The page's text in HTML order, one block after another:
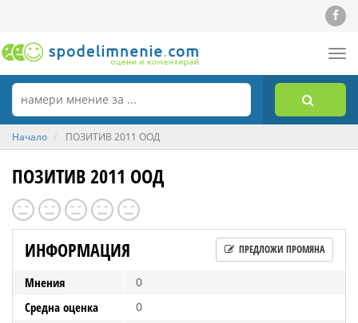
Начало ПОЗИТИВ 2011 ООД
ПОЗИТИВ 2011 ООД
ИНФОРМАЦИЯ ПРЕДЛОЖИ ПРОМЯНА
Мнения 0
Средна оценка 0